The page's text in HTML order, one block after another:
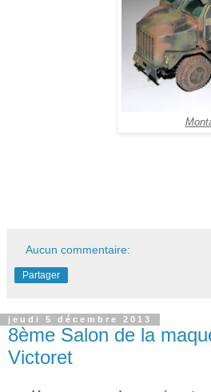
Aucun commentaire:
Partager
jeudi 5 décembre 2013
8ème Salon de la
Victoret